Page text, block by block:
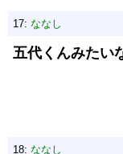
17: ななし
五代くんみたい
18: ななし